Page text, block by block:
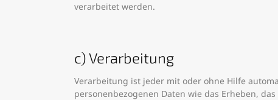
verarbeitet werden.
c) Verarbeitung
Verarbeitung ist jeder mit oder ohne Hilfe
personenbezogenen Daten wie das Erheben,